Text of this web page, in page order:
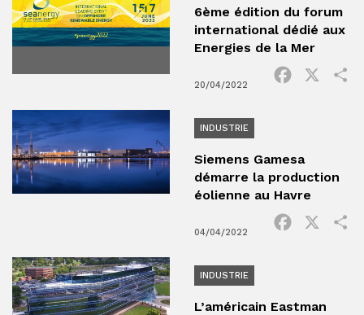
6ème édition du forum
international dédié aux
Energies de la Mer
20/04/2022
Facebook
INDUSTRIE
Siemens Gamesa
démarre la production
éolienne au Havre
04/04/2022
Facebook
INDUSTRIE
L’américain Eastman